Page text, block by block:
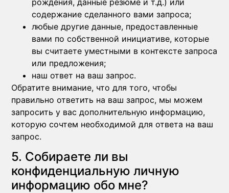
содержание сделанного вами запроса;
любые другие данные, предоставленные
вами по собственной инициативе, которые
вы считаете уместными в контексте запроса
или предложения;
наш ответ на ваш запрос.
Обратите внимание, что для того, чтобы
правильно ответить на ваш запрос, мы можем
запросить у вас дополнительную информацию,
которую сочтем необходимой для ответа на ваш
запрос.
5. Собираете ли вы
конфиденциальную личную
информацию обо мне?